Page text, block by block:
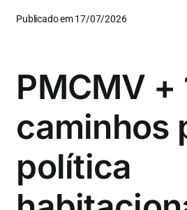
Publicado em 17/07/2026
PMCMV +
caminhos
política